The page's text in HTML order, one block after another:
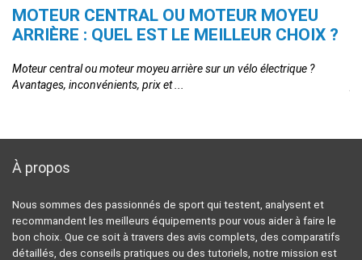
MOTEUR CENTRAL OU MOTEUR MOYEU
ARRIÈRE : QUEL EST LE MEILLEUR CHOIX ?
Moteur central ou moteur moyeu arrière sur un vélo électrique ?
Avantages, inconvénients, prix et ...
À propos
Nous sommes des passionnés de sport qui testent, analysent et
recommandent les meilleurs équipements pour vous aider à faire le
bon choix. Que ce soit à travers des avis complets, des comparatifs
détaillés, des conseils pratiques ou des tutoriels, notre mission est